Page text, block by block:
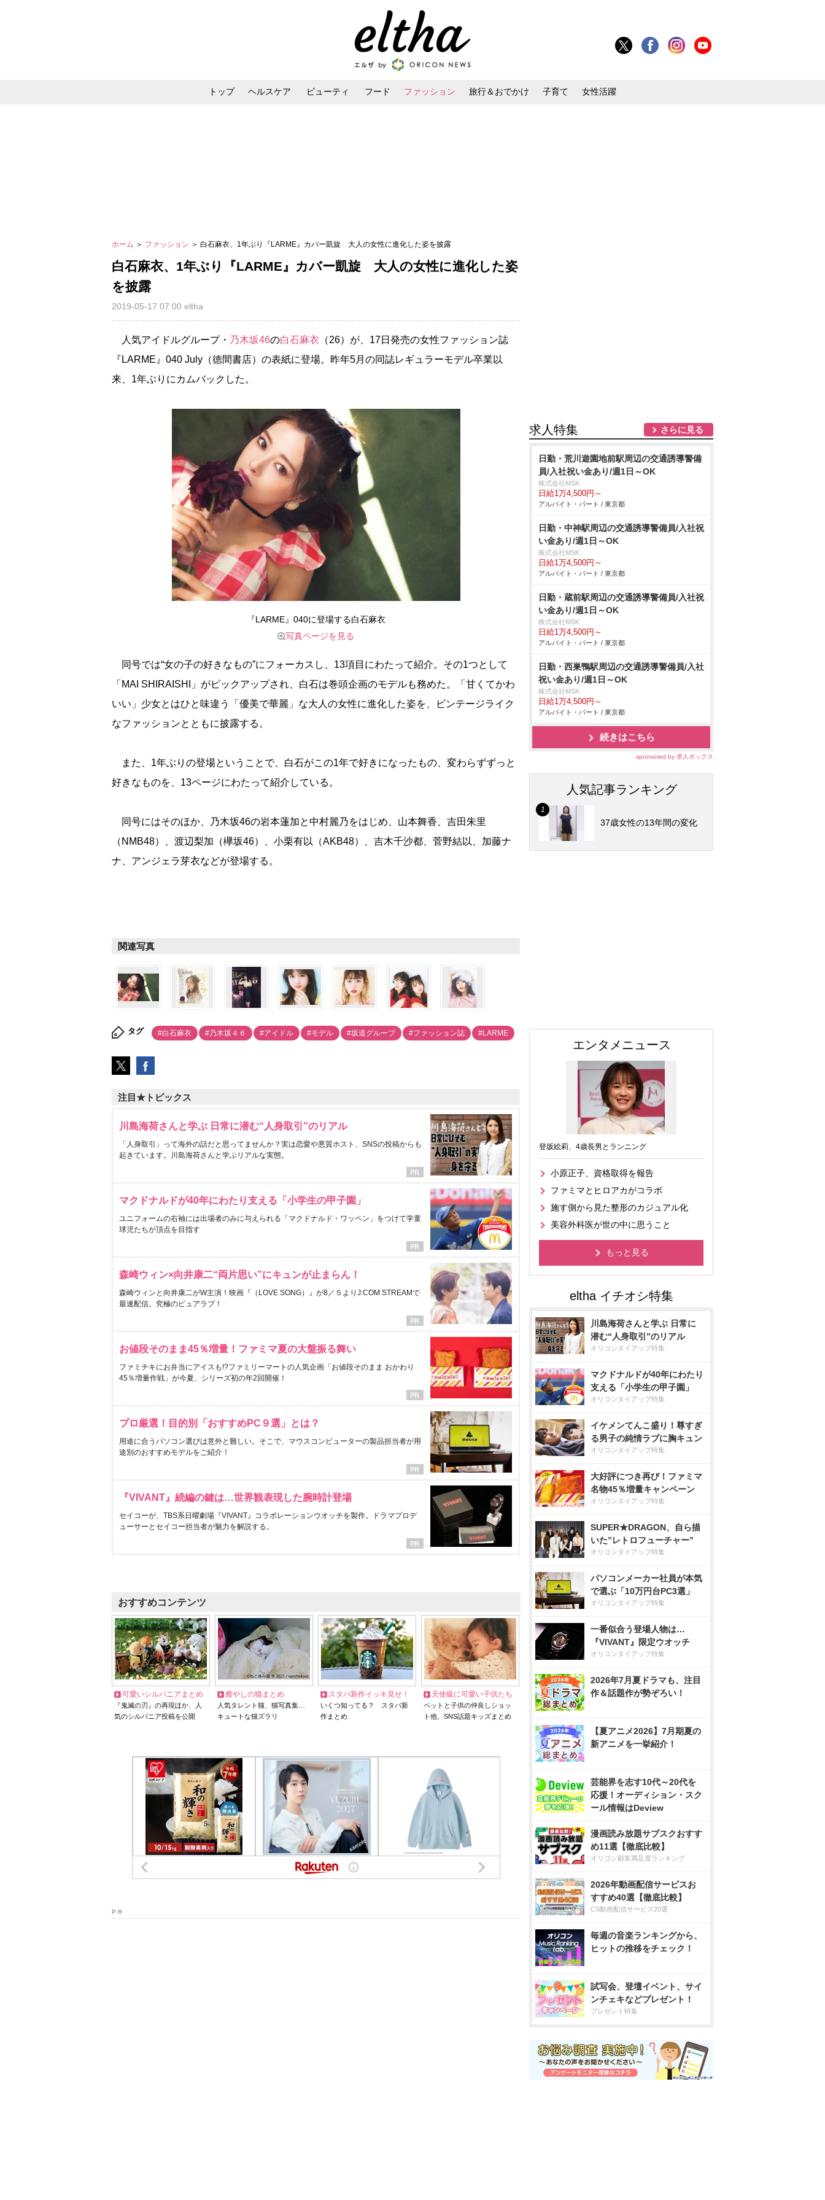
トップ ヘルスケア ビューティ フード ファッション 旅行＆おでかけ 子育て 女性活躍
ホーム ＞ ファッション ＞ 白石麻衣、1年ぶり『LARME』カバー凱旋 大人の女性に進化した姿を披露
白石麻衣、1年ぶり『LARME』カバー凱旋 大人の女性に進化した姿
を披露
2019-05-17 07:00 eltha
人気アイドルグループ・ 乃木坂46の白石麻衣 （26）が、17日発売の女性ファッション誌
『LARME』040 July（徳間書店）の表紙に登場。昨年5月の同誌レギュラーモデル卒業以
来、1年ぶりにカムバックした。
『LARME』040に登場する白石麻衣
写真ページを見る
同号では“女の子の好きなもの”にフォーカスし、13項目にわたって紹介。その1つとして
「MAI SHIRAISHI」がピックアップされ、白石は巻頭企画のモデルも務めた。「甘くてかわ
いい」少女とはひと味違う「優美で華麗」な大人の女性に進化した姿を、ビンテージライク
なファッションとともに披露する。
また、1年ぶりの登場ということで、白石がこの1年で好きになったもの、変わらずずっと
好きなものを、13ページにわたって紹介している。
同号にはそのほか、乃木坂46の岩本蓮加と中村麗乃をはじめ、山本舞香、吉田朱里
（NMB48）、渡辺梨加（欅坂46）、小栗有以（AKB48）、吉木千沙都、菅野結以、加藤ナ
ナ、アンジェラ芽衣などが登場する。
関連写真
タグ #白石麻衣 #乃木坂４６ #アイドル #モデル #坂道グループ #ファッション誌 #LARME
注目★トピックス
川島海荷さんと学ぶ 日常に潜む“人身取引”のリアル
「人身取引」って海外の話だと思ってませんか？実は恋愛や悪質ホスト、SNSの投稿からも
起きています。川島海荷さんと学ぶリアルな実態。
マクドナルドが40年にわたり支える「小学生の甲子園」
ユニフォームの右袖には出場者のみに与えられる「マクドナルド・ワッペン」をつけて学童
球児たちが頂点を目指す
森崎ウィン×向井康二“両片思い”にキュンが止まらん！
森崎ウィンと向井康二がW主演！映画『（LOVE SONG）』が8／５よりJ:COM STREAMで
最速配信。究極のピュアラブ！
お値段そのまま45％増量！ファミマ夏の大盤振る舞い
ファミチキにお弁当にアイスも!?ファミリーマートの人気企画「お値段そのまま おかわり
45％増量作戦」が今夏、シリーズ初の年2回開催！
プロ厳選！目的別「おすすめPC９選」とは？
用途に合うパソコン選びは意外と難しい。そこで、マウスコンピューターの製品担当者が用
途別のおすすめモデルをご紹介！
『VIVANT』続編の鍵は…世界観表現した腕時計登場
セイコーが、TBS系日曜劇場『VIVANT』コラボレーションウオッチを製作。ドラマプロデ
ューサーとセイコー担当者が魅力を解説する。
おすすめコンテンツ
可愛いシルバニアまとめ
『鬼滅の刃』の再現ほか、人
気のシルバニア投稿を公開
癒やしの猫まとめ
人気タレント猫、猫写真集…
キュートな猫ズラリ
スタバ新作イッキ見せ！
いくつ知ってる？ スタバ新
作まとめ
天使級に可愛い子供たち
ペットと子供の仲良しショッ
ト他、SNS話題キッズまとめ
P R
求人特集 さらに見る
日勤・荒川遊園地前駅周辺の交通誘導警備
員/入社祝い金あり/週1日～OK
株式会社MSK
日給1万4,500円～
アルバイト・パート / 東京都
日勤・中神駅周辺の交通誘導警備員/入社祝
い金あり/週1日～OK
株式会社MSK
日給1万4,500円～
アルバイト・パート / 東京都
日勤・蔵前駅周辺の交通誘導警備員/入社祝
い金あり/週1日～OK
株式会社MSK
日給1万4,500円～
アルバイト・パート / 東京都
日勤・西巣鴨駅周辺の交通誘導警備員/入社
祝い金あり/週1日～OK
株式会社MSK
日給1万4,500円～
アルバイト・パート / 東京都
続きはこちら
sponsored by 求人ボックス
人気記事ランキング
37歳女性の13年間の変化
エンタメニュース
登坂絵莉、4歳長男とランニング
小原正子、資格取得を報告
ファミマとヒロアカがコラボ
施す側から見た整形のカジュアル化
美容外科医が世の中に思うこと
もっと見る
川島海荷さんと学ぶ 日常に
潜む“人身取引”のリアル
オリコンタイアップ特集
マクドナルドが40年にわたり
支える「小学生の甲子園」
オリコンタイアップ特集
イケメンてんこ盛り！尊すぎ
る男子の純情ラブに胸キュン
オリコンタイアップ特集
大好評につき再び！ファミマ
名物45％増量キャンペーン
オリコンタイアップ特集
SUPER★DRAGON、自ら描
いた”レトロフューチャー”
オリコンタイアップ特集
パソコンメーカー社員が本気
で選ぶ「10万円台PC3選」
オリコンタイアップ特集
一番似合う登場人物は…
『VIVANT』限定ウオッチ
オリコンタイアップ特集
2026年7月夏ドラマも、注目
作＆話題作が勢ぞろい！
【夏アニメ2026】7月期夏の
新アニメを一挙紹介！
芸能界を志す10代～20代を
応援！オーディション・スク
ール情報はDeview
漫画読み放題サブスクおすす
め11選【徹底比較】
オリコン顧客満足度ランキング
2026年動画配信サービスお
すすめ40選【徹底比較】
CS動画配信サービス20選
毎週の音楽ランキングから、
ヒットの推移をチェック！
試写会、登壇イベント、サイ
ンチェキなどプレゼント！
プレゼント特集